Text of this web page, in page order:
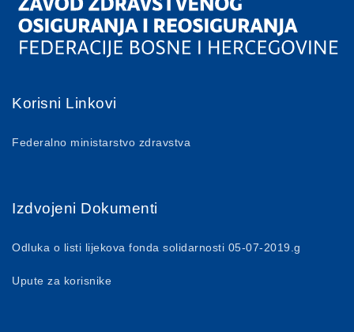
Korisni Linkovi
Federalno ministarstvo zdravstva
Izdvojeni Dokumenti
Odluka o listi lijekova fonda solidarnosti 05-07-2019.g
Upute za korisnike